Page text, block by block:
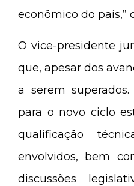
econômico do país,”
O vice-presidente
que, apesar dos
a serem
para o novo ciclo
qualificação
envolvidos, bem
discussões